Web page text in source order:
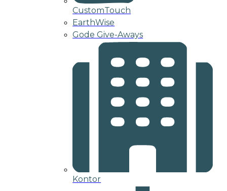
CustomTouch
EarthWise
Gode Give-Aways
Kontor